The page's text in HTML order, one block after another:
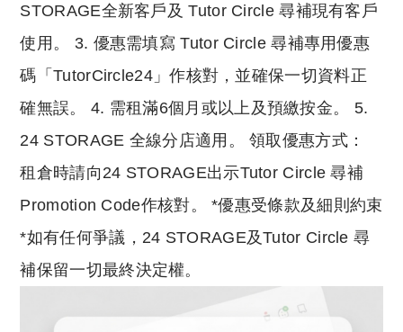
STORAGE全新客戶及 Tutor Circle 尋補現有客戶
使用。 3. 優惠需填寫 Tutor Circle 尋補專用優惠
碼「TutorCircle24」作核對，並確保一切資料正
確無誤。 4. 需租滿6個月或以上及預繳按金。 5.
24 STORAGE 全線分店適用。 領取優惠方式：
租倉時請向24 STORAGE出示Tutor Circle 尋補
Promotion Code作核對。 *優惠受條款及細則約束
*如有任何爭議，24 STORAGE及Tutor Circle 尋
補保留一切最終決定權。